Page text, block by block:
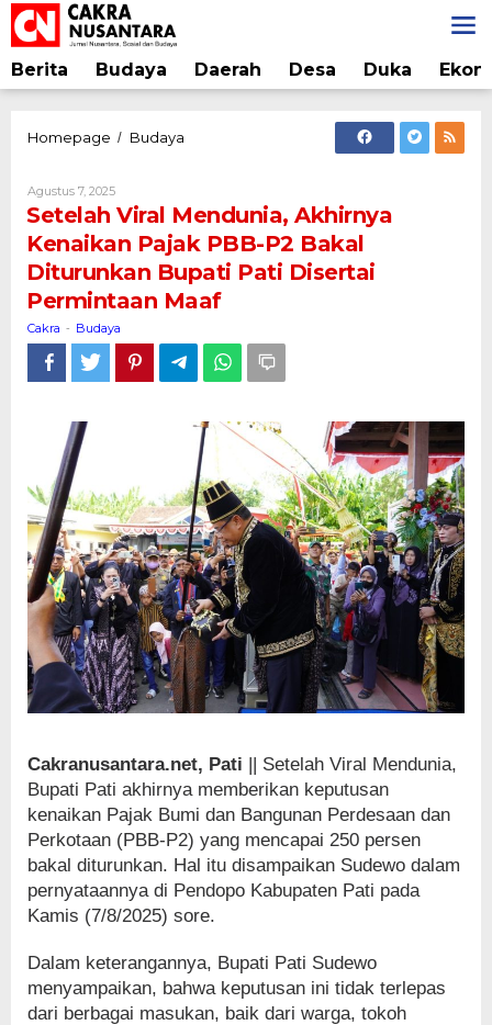
Lewati
ke
konten
Berita Budaya Daerah Desa Duka
Homepage / Budaya
Kenaikan
Pajak
PBB-
P2
Bakal
Bupati
Pati
Permintaan
Maaf
Agustus 7, 2025Oleh
Cakra
Setelah Viral Mendunia, Akhirnya
Kenaikan Pajak PBB-P2 Bakal
Diturunkan Bupati Pati Disertai
Permintaan Maaf
Cakra - Budaya
Cakranusantara.net, Pati || Setelah Viral Mendunia,
Bupati Pati akhirnya memberikan keputusan
kenaikan Pajak Bumi dan Bangunan Perdesaan dan
Perkotaan (PBB-P2) yang mencapai 250 persen
bakal diturunkan. Hal itu disampaikan Sudewo dalam
pernyataannya di Pendopo Kabupaten Pati pada
Kamis (7/8/2025) sore.
Dalam keterangannya, Bupati Pati Sudewo
menyampaikan, bahwa keputusan ini tidak terlepas
dari berbagai masukan, baik dari warga, tokoh